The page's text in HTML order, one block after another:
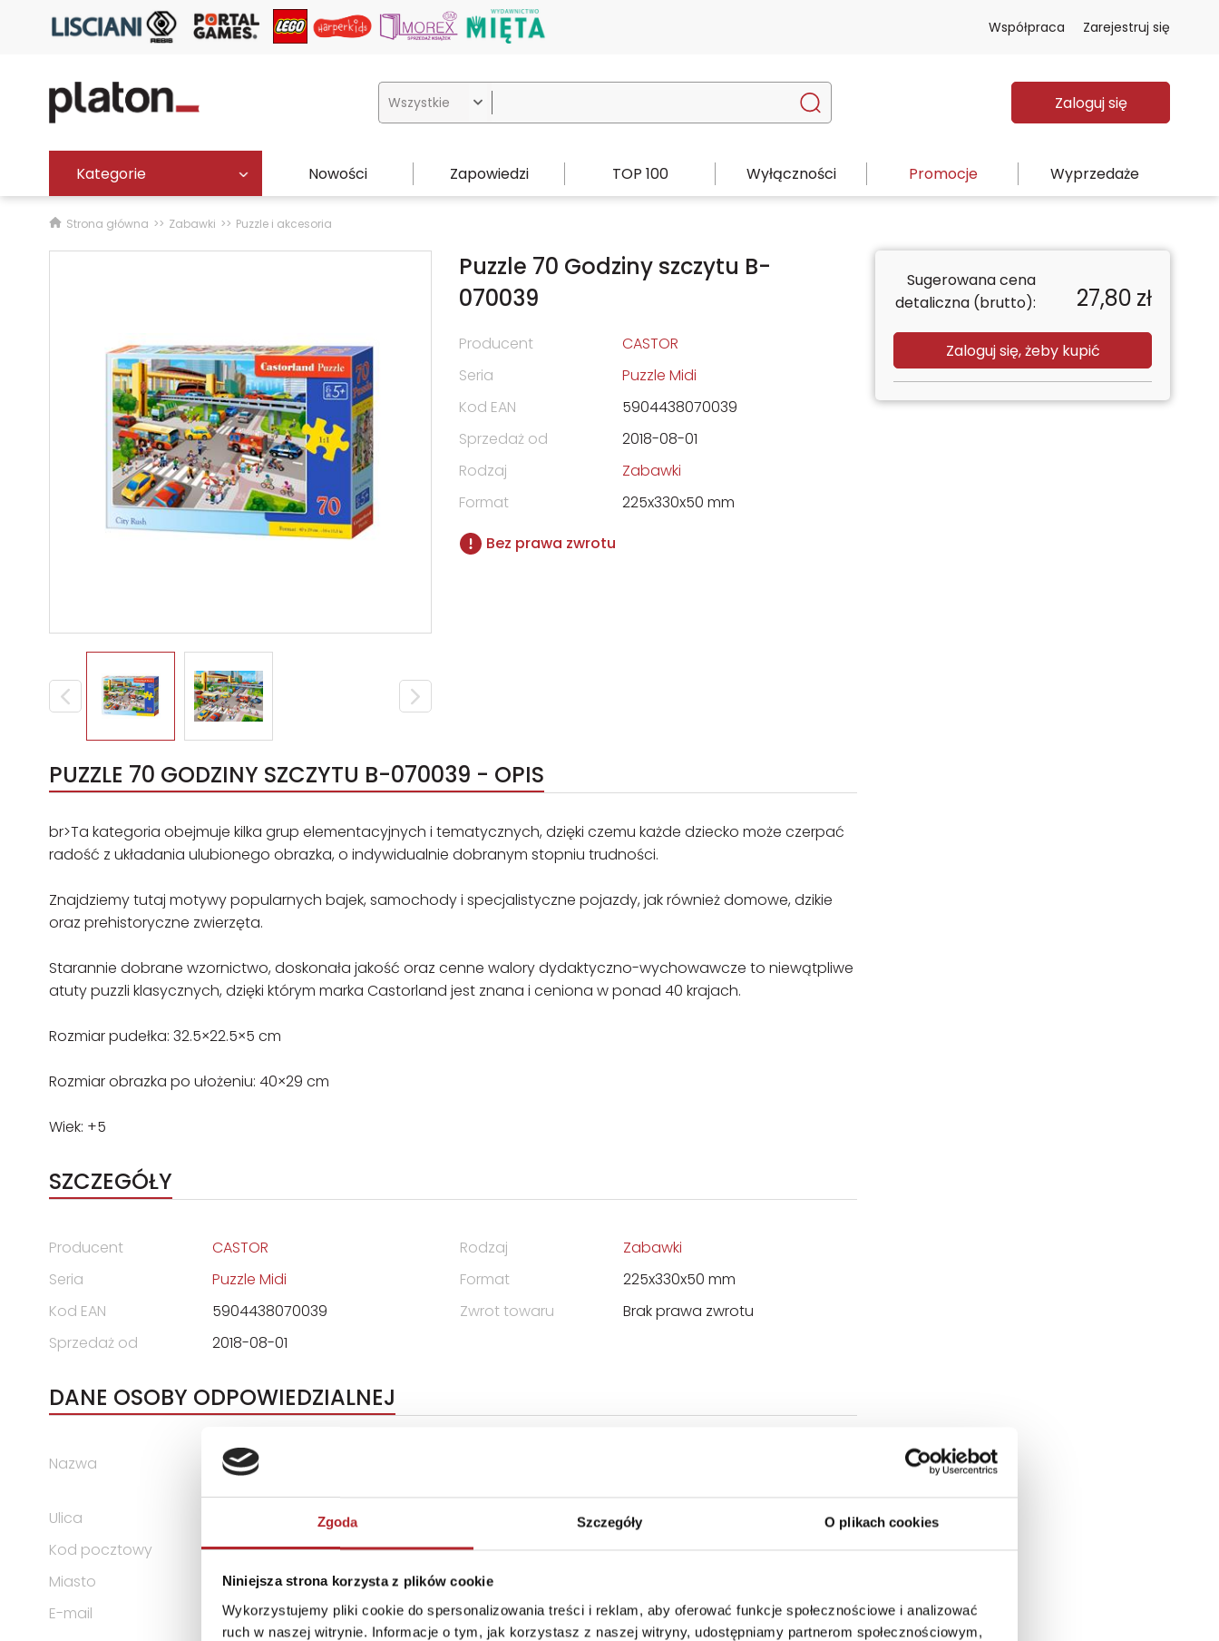
Zgoda Szczegóły O plikach cookies
Niniejsza strona korzysta z plików cookie
Wykorzystujemy pliki cookie do spersonalizowania treści i reklam, aby oferować funkcje społecznościowe i analizować
ruch w naszej witrynie. Informacje o tym, jak korzystasz z naszej witryny, udostępniamy partnerom społecznościowym,
Współpraca Zarejestruj się
 Zaloguj się
Kategorie Nowości Zapowiedzi TOP 100 Wyłączności Promocje Wyprzedaże
Strona główna Zabawki Puzzle i akcesoria
Puzzle 70 Godziny szczytu B-
070039
Producent
CASTOR
Seria
Puzzle Midi
Kod EAN
5904438070039
Sprzedaż od
2018-08-01
Rodzaj
Zabawki
Format
225x330x50 mm
Bez prawa zwrotu
PUZZLE 70 GODZINY SZCZYTU B-070039 - OPIS
br>Ta kategoria obejmuje kilka grup elementacyjnych i tematycznych, dzięki czemu każde dziecko może czerpać
radość z układania ulubionego obrazka, o indywidualnie dobranym stopniu trudności.
Znajdziemy tutaj motywy popularnych bajek, samochody i specjalistyczne pojazdy, jak również domowe, dzikie
oraz prehistoryczne zwierzęta.
Starannie dobrane wzornictwo, doskonała jakość oraz cenne walory dydaktyczno-wychowawcze to niewątpliwe
atuty puzzli klasycznych, dzięki którym marka Castorland jest znana i ceniona w ponad 40 krajach.
Rozmiar pudełka: 32.5×22.5×5 cm
Rozmiar obrazka po ułożeniu: 40×29 cm
Wiek: +5
SZCZEGÓŁY
Producent
CASTOR
Seria
Puzzle Midi
Kod EAN
5904438070039
Sprzedaż od
2018-08-01
Rodzaj
Zabawki
Format
225x330x50 mm
Zwrot towaru
Brak prawa zwrotu
DANE OSOBY ODPOWIEDZIALNEJ
Nazwa
CASTOR Drukarnia i Wydawnictwo, Marek Bryła, Wojciech
Ulica
ul. Władysława Łokietka 119
Kod pocztowy
31-263
Miasto
Kraków
E-mail
castor@castor.pl
Sugerowana cena
detaliczna (brutto):
27,80 zł
Zaloguj się, żeby kupić